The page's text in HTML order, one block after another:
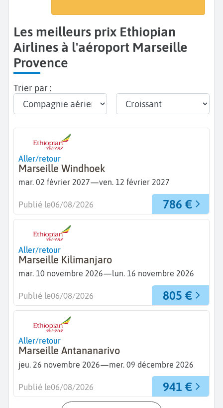
Les meilleurs prix Ethiopian
Airlines à l'aéroport Marseille
Provence
Trier par :
Aller/retour
Marseille Windhoek
mar. 02 février 2027—ven. 12 février 2027
786 €
Publié le06/08/2026
Aller/retour
Marseille Kilimanjaro
mar. 10 novembre 2026—lun. 16 novembre 2026
805 €
Publié le06/08/2026
Aller/retour
Marseille Antananarivo
jeu. 26 novembre 2026—mer. 09 décembre 2026
941 €
Publié le06/08/2026